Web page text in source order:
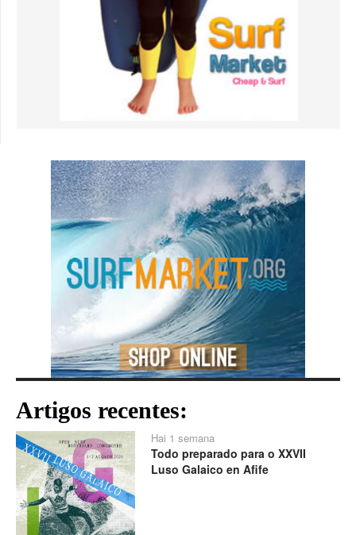
Artigos recentes:
Hai 1 semana
Todo preparado para o XXVII
Luso Galaico en Afife